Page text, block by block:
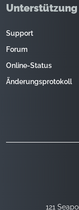
121
Unterstützung
Support
Forum
Online-Status
Änderungsprotokoll